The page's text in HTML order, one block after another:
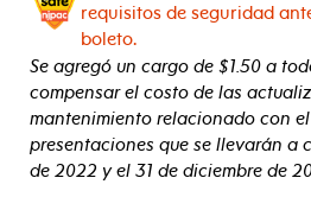
requisitos de seguridad
boleto.
Se agregó un cargo de $1.50 a
compensar el costo de las
mantenimiento relacionado con el
presentaciones que se llevarán a
de 2022 y el 31 de diciembre de